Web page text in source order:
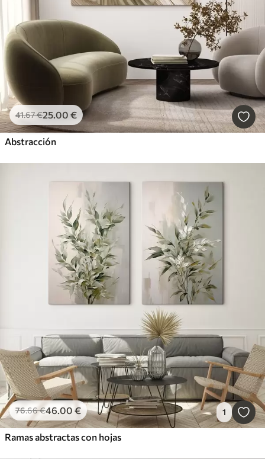
41.67€25.00 €
Abstracción
76.66€46.00 € 1
Ramas abstractas con hojas